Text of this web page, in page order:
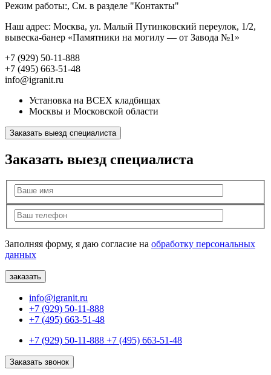
Режим работы:, См. в разделе "Контакты"
Наш адрес: Москва, ул. Малый Путинковский переулок, 1/2,
вывеска-банер «Памятники на могилу — от Завода №1»
+7 (929) 50-11-888
+7 (495) 663-51-48
info@igranit.ru
Установка на ВСЕХ кладбищах
Москвы и Московской области
Заказать выезд специалиста
Заказать выезд специалиста
Заполняя форму, я даю согласие на обработку персональных
данных
info@igranit.ru
+7 (929) 50-11-888
+7 (495) 663-51-48
+7 (929) 50-11-888 +7 (495) 663-51-48
Заказать звонок